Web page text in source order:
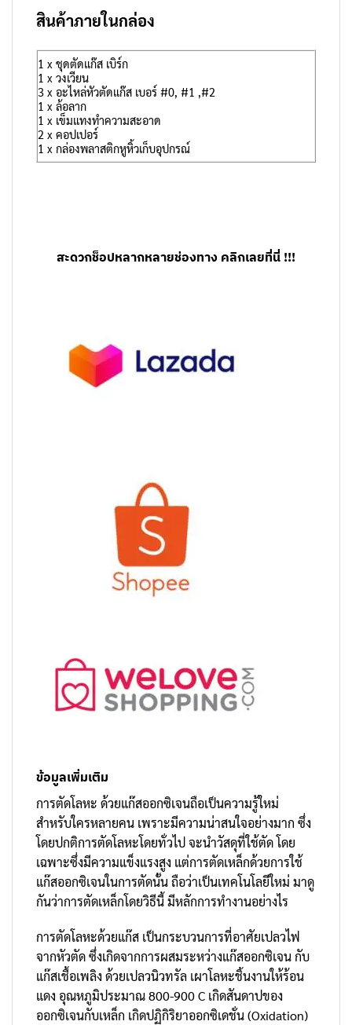
สินค้าภายในกล่อง
1 x ชุดตัดแก๊ส เบิร์ก
1 x วงเวียน
3 x อะไหล่หัวตัดแก๊ส เบอร์ #0, #1 ,#2
1 x ล้อลาก
1 x เข็มแทงทำความสะอาด
2 x คอปเปอร์
1 x กล่องพลาสติกหูหิ้วเก็บอุปกรณ์
สะดวกช็อปหลากหลายช่องทาง คลิกเลยที่นี่ !!!
ข้อมูลเพิ่มเติม
การตัดโลหะ ด้วยแก๊สออกซิเจนถือเป็นความรู้ใหม่
สำหรับใครหลายคน เพราะมีความน่าสนใจอย่างมาก ซึ่ง
โดยปกติการตัดโลหะโดยทั่วไป จะนำวัสดุที่ใช้ตัด โดย
เฉพาะซึ่งมีความแข็งแรงสูง แต่การตัดเหล็กด้วยการใช้
แก๊สออกซิเจนในการตัดนั้น ถือว่าเป็นเทคโนโลยีใหม่ มาดู
กันว่าการตัดเหล็กโดยวิธีนี้ มีหลักการทำงานอย่างไร
การตัดโลหะด้วยแก๊ส เป็นกระบวนการที่อาศัยเปลวไฟ
จากหัวตัด ซึ่งเกิดจากการผสมระหว่างแก๊สออกซิเจน กับ
แก๊สเชื้อเพลิง ด้วยเปลวนิวทรัล เผาโลหะชิ้นงานให้ร้อน
แดง อุณหภูมิประมาณ 800-900 C เกิดสันดาปของ
ออกซิเจนกับเหล็ก เกิดปฏิกิริยาออกซิเดชั่น (Oxidation)